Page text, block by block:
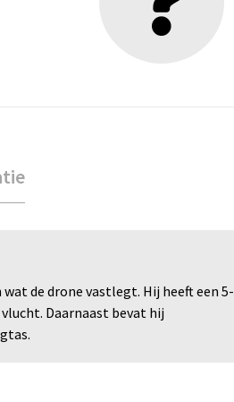
de drone vastlegt. Hij heeft een 5-
Daarnaast bevat hij